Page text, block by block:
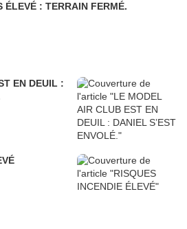
RISQUE INCENDIE TRÉS ÉLEVÉ : TERRAIN FERMÉ.
: